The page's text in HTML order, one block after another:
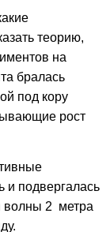
теорию,
на
бралась
под кору
рост
и подвергалась
волны 2 метра